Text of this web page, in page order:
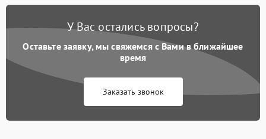
У Вас остались вопросы?
Оставьте заявку, мы свяжемся с Вами в ближайшее
время
Заказать звонок